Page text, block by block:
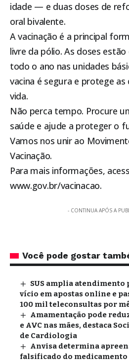
idade — e duas doses de
oral bivalente.
A vacinação é a principal
livre da pólio. As doses
todo o ano nas unidades
vacina é segura e protege
vida.
Não perca tempo. Procure
saúde e ajude a proteger o
Vamos nos unir ao
Vacinação.
Para mais informações,
www.gov.br/vacinacao.
- CONTINUA APÓS A
Você pode gostar
SUS amplia atendimento
vício em apostas online e
100 mil teleconsultas por
Amamentação pode
e AVC nas mães, destaca
de Cardiologia
Anvisa determina
falsificado do